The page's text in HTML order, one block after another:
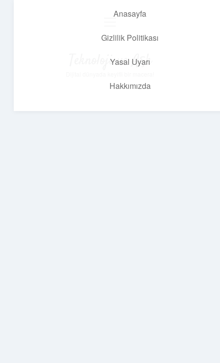
Anasayfa
Gizlilik Politikası
Yasal Uyarı
Hakkımızda
Teknoloji ve Aşk